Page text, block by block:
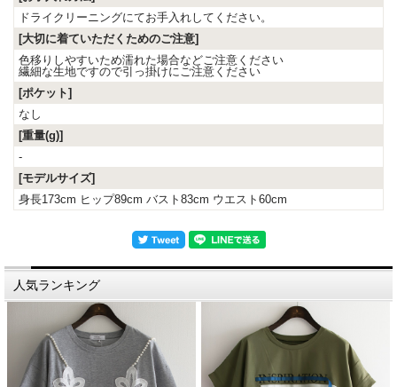
ドライクリーニングにてお手入れしてください。
[大切に着ていただくためのご注意]
色移りしやすいため濡れた場合などご注意ください
繊細な生地ですので引っ掛けにご注意ください
[ポケット]
なし
[重量(g)]
-
[モデルサイズ]
身長173cm ヒップ89cm バスト83cm ウエスト60cm
人気ランキング